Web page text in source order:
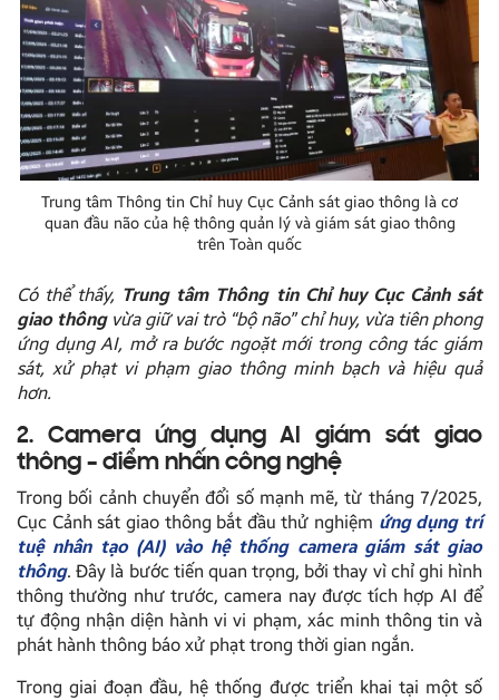
Trung tâm Thông tin Chỉ huy Cục Cảnh sát giao thông là cơ
quan đầu não của hệ thông quản lý và giám sát giao thông
trên Toàn quốc
Có thể thấy, Trung tâm Thông tin Chỉ huy Cục Cảnh sát
giao thôngvừa giữ vai trò “bộ não” chỉ huy, vừa tiên phong
ứng dụng AI, mở ra bước ngoặt mới trong công tác giám
sát, xử phạt vi phạm giao thông minh bạch và hiệu quả
hơn.
2. Camera ứng dụng AI giám sát giao
thông – điểm nhấn công nghệ
Trong bối cảnh chuyển đổi số mạnh mẽ, từ tháng 7/2025,
Cục Cảnh sát giao thông bắt đầu thử nghiệm ứng dụng trí
tuệ nhân tạo (AI) vào hệ thống camera giám sát giao
thông. Đây là bước tiến quan trọng, bởi thay vì chỉ ghi hình
thông thường như trước, camera nay được tích hợp AI để
tự động nhận diện hành vi vi phạm, xác minh thông tin và
phát hành thông báo xử phạt trong thời gian ngắn.
Trong giai đoạn đầu, hệ thống được triển khai tại một số